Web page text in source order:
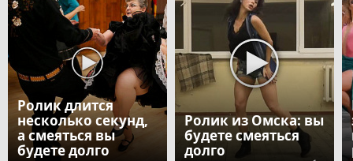
Ролик длится
несколько секунд,
а смеяться вы
будете долго
Ролик из Омска: вы
будете смеяться
долго